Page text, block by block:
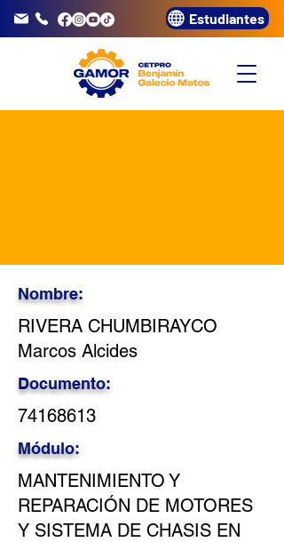
3320072 Estudiantes
Nombre:
RIVERA CHUMBIRAYCO
Marcos Alcides
Documento:
74168613
Módulo:
MANTENIMIENTO Y
REPARACIÓN DE MOTORES
Y SISTEMA DE CHASIS EN